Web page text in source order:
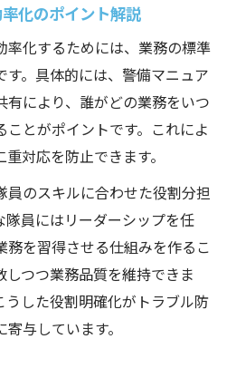
左右する役職手当の特徴
場で収入を安定させる工夫
る警備現場の実践策
やすさを高めるポイント紹
担を避けるための工夫を解
携強化で現場が変わる理由
やすさを支える管理ノウハ
化のポイント解説
率化するためには、業務の標準
。具体的には、警備マニュア
有により、誰がどの業務をいつ
ことがポイントです。これによ
対応を防止できます。
員のスキルに合わせた役割分担
隊員にはリーダーシップを任
を習得させる仕組みを作るこ
しつつ業務品質を維持できま
うした役割明確化がトラブル防
与しています。